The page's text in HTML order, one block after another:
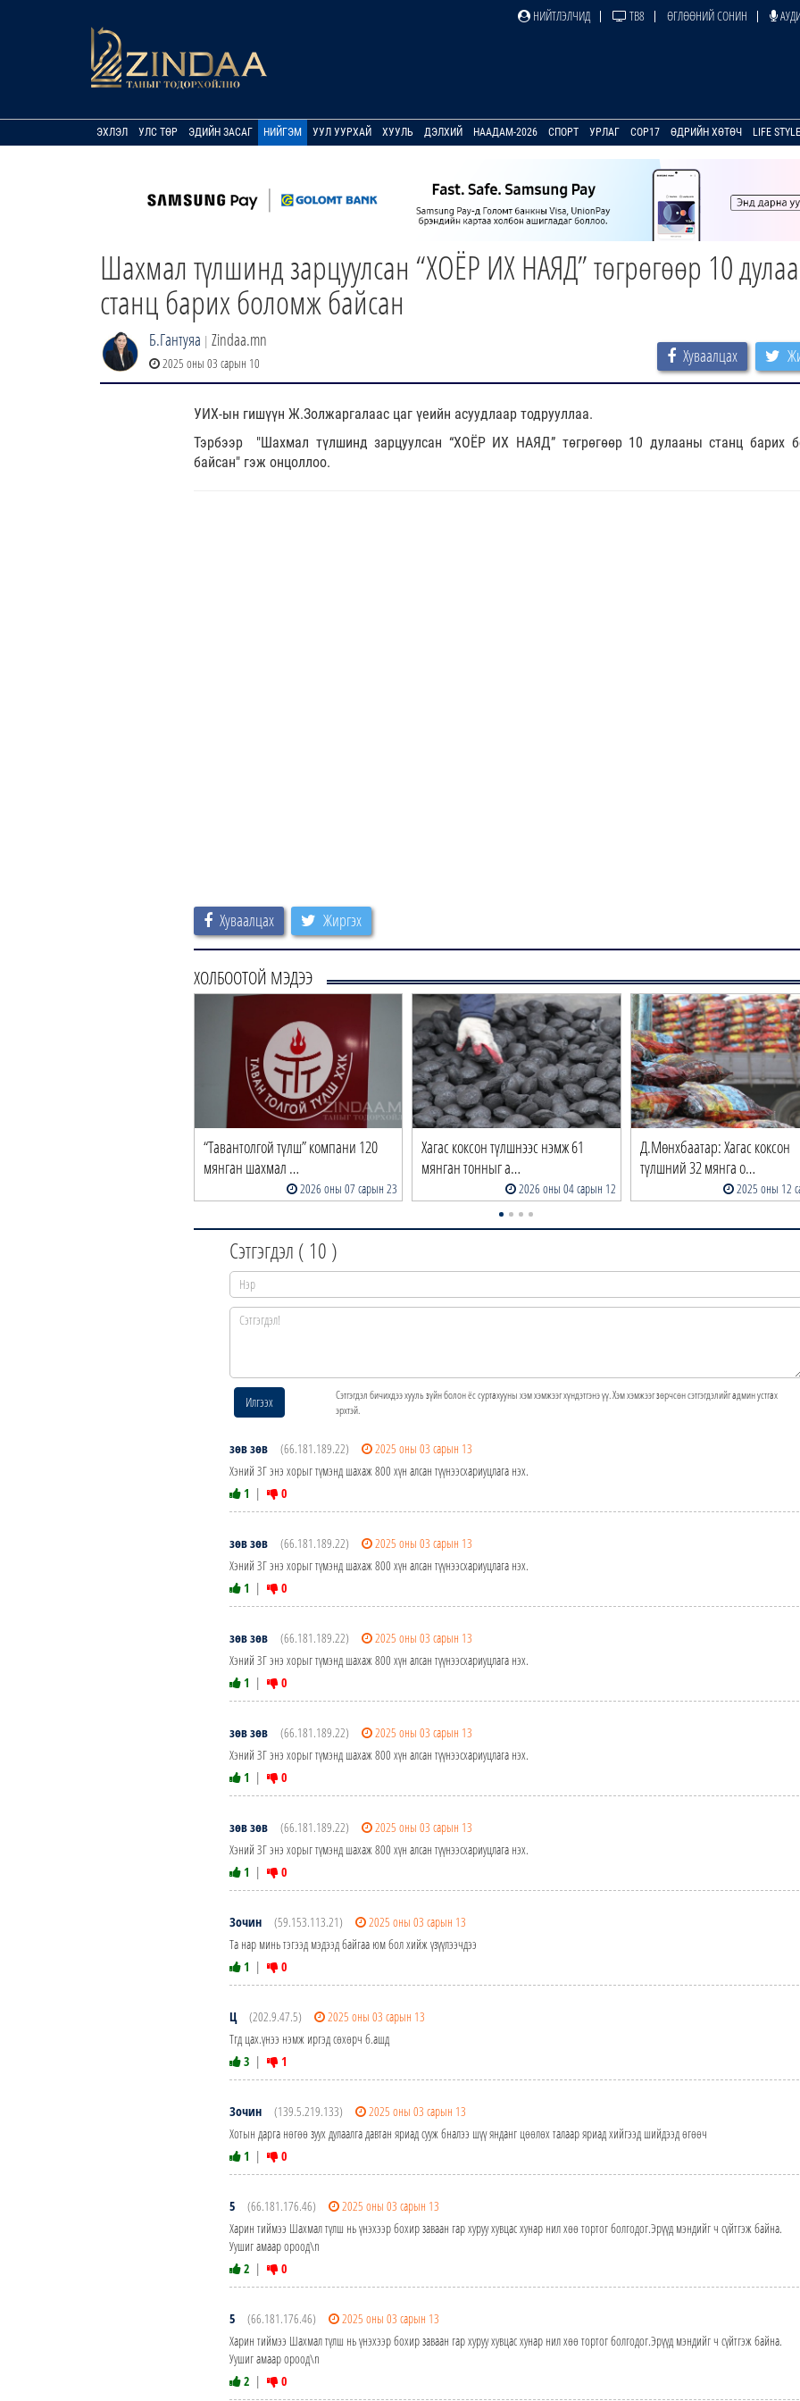
НИЙТЛЭЛЧИД ТВ8 ӨГЛӨӨНИЙ СОНИН
ЭХЛЭЛ УЛС ТӨР ЭДИЙН ЗАСАГ НИЙГЭМ УУЛ УУРХАЙ ХУУЛЬ ДЭЛХИЙ НААДАМ-2026 СПОРТ УРЛАГ COP17 ӨДРИЙН ХӨТӨЧ LIFE STYLE
Шахмал түлшинд зарцуулсан “ХОЁР ИХ НАЯД” төгрөгөөр 10
станц барих боломж байсан
Б.Гантуяа | Zindaa.mn
2025 оны 03 сарын 10 Хуваалцах
УИХ-ын гишүүн Ж.Золжаргалаас цаг үеийн асуудлаар тодрууллаа.
Тэрбээр "Шахмал түлшинд зарцуулсан “ХОЁР ИХ НАЯД” төгрөгөөр 10 дулааны станц барих
байсан" гэж онцоллоо.
Хуваалцах Жиргэх
ХОЛБООТОЙ МЭДЭЭ
“Тавантолгой түлш” компани 120
мянган шахмал …
2026 оны 07 сарын 23
Хагас коксон түлшнээс нэмж 61
мянган тонныг а…
2026 оны 04 сарын 12
Д.Мөнхбаатар: Хагас коксон
түлшний 32 мянга о…
2025 оны 12
Сэтгэгдэл ( 10 )
Илгээх
Сэтгэгдэл бичихдээ хууль зүйн болон ёс суртахууны хэм хэмжээг хүндэтгэнэ үү. Хэм хэмжээг зөрчсөн сэтгэгдэлийг админ устгах
эрхтэй.
зөв зөв (66.181.189.22)
2025 оны 03 сарын 13
Хэний ЗГ энэ хорыг түмэнд шахаж 800 хүн алсан түүнээсхариуцлага нэх.
1 | 0
зөв зөв (66.181.189.22)
2025 оны 03 сарын 13
Хэний ЗГ энэ хорыг түмэнд шахаж 800 хүн алсан түүнээсхариуцлага нэх.
1 | 0
зөв зөв (66.181.189.22)
2025 оны 03 сарын 13
Хэний ЗГ энэ хорыг түмэнд шахаж 800 хүн алсан түүнээсхариуцлага нэх.
1 | 0
зөв зөв (66.181.189.22)
2025 оны 03 сарын 13
Хэний ЗГ энэ хорыг түмэнд шахаж 800 хүн алсан түүнээсхариуцлага нэх.
1 | 0
зөв зөв (66.181.189.22)
2025 оны 03 сарын 13
Хэний ЗГ энэ хорыг түмэнд шахаж 800 хүн алсан түүнээсхариуцлага нэх.
1 | 0
Зочин (59.153.113.21)
2025 оны 03 сарын 13
Та нар минь тэгээд мэдээд байгаа юм бол хийж үзүүлээчдээ
1 | 0
Ц (202.9.47.5)
2025 оны 03 сарын 13
Тгд цах.үнээ нэмж иргэд сөхөрч б.ашд
3 | 1
Зочин (139.5.219.133)
2025 оны 03 сарын 13
Хотын дарга нөгөө зуух дулаалга давтан яриад сууж бналээ шүү янданг цөөлөх талаар яриад хийгээд шийдээд өгөөч
1 | 0
5 (66.181.176.46)
2025 оны 03 сарын 13
Харин тиймээ Шахмал түлш нь үнэхээр бохир заваан гар хуруу хувцас хунар нил хөө тортог болгодог.Эрүүд мэндийг ч сүйтгэж байна.
Уушиг амаар ороод\n
2 | 0
5 (66.181.176.46)
2025 оны 03 сарын 13
Харин тиймээ Шахмал түлш нь үнэхээр бохир заваан гар хуруу хувцас хунар нил хөө тортог болгодог.Эрүүд мэндийг ч сүйтгэж байна.
Уушиг амаар ороод\n
2 | 0